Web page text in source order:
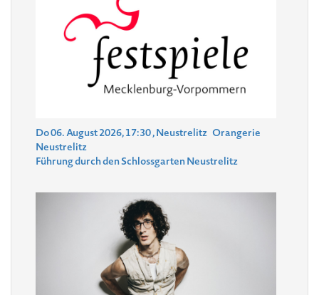
Do 06. August 2026, 17:30, Neustrelitz Orangerie
Neustrelitz
Führung durch den Schlossgarten Neustrelitz